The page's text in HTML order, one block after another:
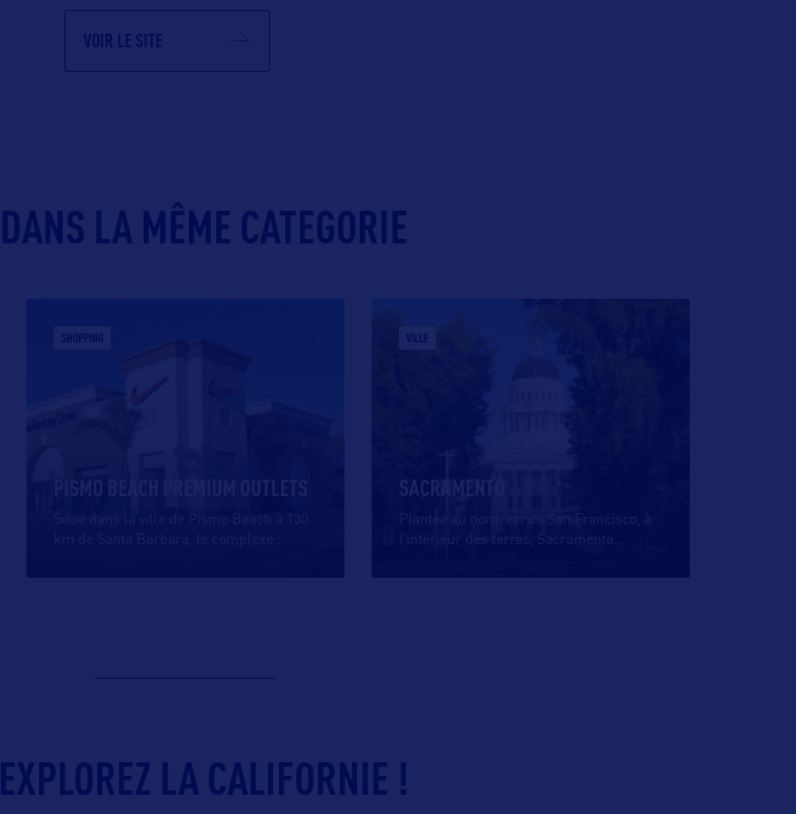
VOIR LE SITE
DANS LA MÊME CATEGORIE
SHOPPING
PISMO BEACH PREMIUM OUTLETS
VILLE
SACRAMENTO
Plantée au nord-est de San Francisco, à
l’intérieur des terres, Sacramento
EXPLOREZ LA CALIFORNIE !